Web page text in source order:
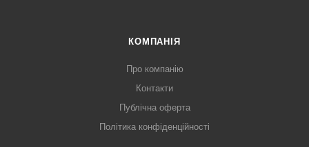
КОМПАНІЯ
Про компанію
Контакти
Публічна оферта
Політика конфіденційності